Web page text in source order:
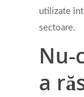
utilizate
sectoare.
Nu-
a